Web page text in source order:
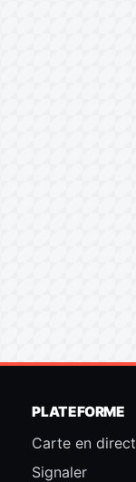
PLATEFORME
Carte en direct
Signaler